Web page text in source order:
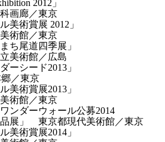
2012」
／東京
展 2012」
／東京
ち尾道四季展」
館／広島
ド2013」
東京
展2013」
／東京
ンダーウォール公募2014
京都現代美術館／東京
展2014」